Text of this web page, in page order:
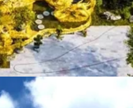
chua-phuc-lam